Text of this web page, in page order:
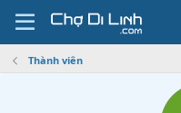
Thành viên